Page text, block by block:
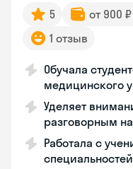
5 от 900
1 отзыв
Обучала
медицинского
Уделяет
разговорным
Работала с
специальностей